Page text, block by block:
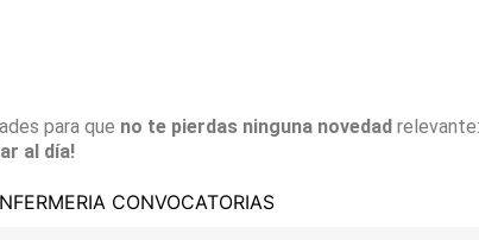
para que no te pierdas ninguna novedad
al día!